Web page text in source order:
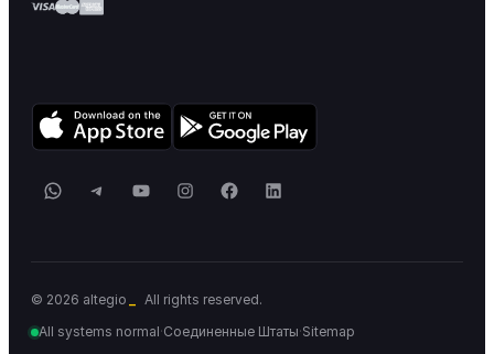
WhatsApp
TelegramYouTubeInstagram
FacebookLinkedIn
© 2026 altegio
All rights reserved.
All systems normal·Соединенные Штаты·Sitemap